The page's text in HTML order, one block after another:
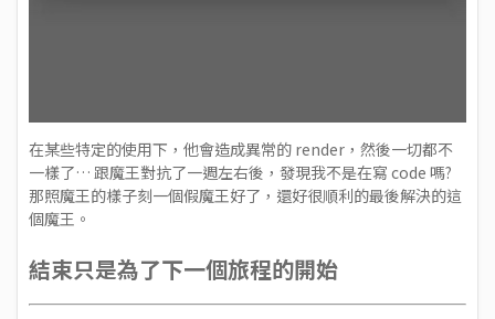
在某些特定的使用下，他會造成異常的 render，然後一切都不
一樣了… 跟魔王對抗了一週左右後，發現我不是在寫 code 嗎?
那照魔王的樣子刻一個假魔王好了，還好很順利的最後解決的這
個魔王。
結束只是為了下一個旅程的開始